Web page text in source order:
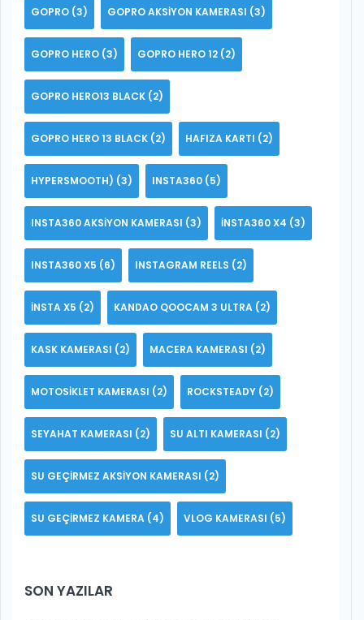
GOPRO (3) GOPRO AKSIYON KAMERASI (3)
GOPRO HERO (3) GOPRO HERO 12 (2)
GOPRO HERO13 BLACK (2)
GOPRO HERO 13 BLACK (2) HAFIZA KARTI (2)
HYPERSMOOTH) (3) INSTA360 (5)
INSTA360 AKSIYON KAMERASI (3) INSTA360 X4 (3)
INSTA360 X5 (6) INSTAGRAM REELS (2)
INSTA X5 (2) KANDAO QOOCAM 3 ULTRA (2)
KASK KAMERASI (2) MACERA KAMERASI (2)
MOTOSIKLET KAMERASI (2) ROCKSTEADY (2)
SEYAHAT KAMERASI (2) SU ALTI KAMERASI (2)
SU GEÇIRMEZ AKSIYON KAMERASI (2)
SU GEÇIRMEZ KAMERA (4) VLOG KAMERASI (5)
SON YAZILAR